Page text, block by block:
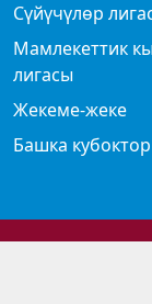
Сүйүчүлөр
Мамлекеттик
лигасы
Жекеме-жеке
Башка кубоктор